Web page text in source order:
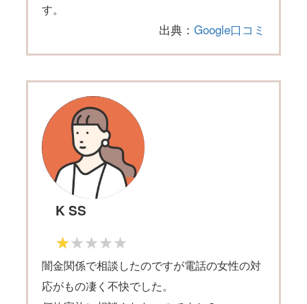
す。
出典：Google口コミ
K SS
闇金関係で相談したのですが電話の女性の対
応がもの凄く不快でした。